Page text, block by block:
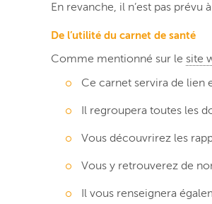
En revanche, il n’est pas prévu
De l’utilité du carnet de santé
Comme mentionné sur le site
Ce carnet servira de lien
Il regroupera toutes les
Vous découvrirez les
Vous y retrouverez de
Il vous renseignera